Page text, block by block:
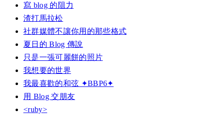
寫 blog 的阻力
渣打馬拉松
社群媒體不讓你用的那些格式
夏日的 Blog 傳說
只是一張可麗餅的照片
我想要的世界
我最喜歡的和弦 ✦BBP6✦
用 Blog 交朋友
<ruby>